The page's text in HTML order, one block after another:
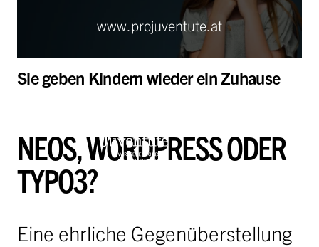
www.projuventute.at
Sie geben Kindern wieder ein Zuhause
NEOS, WORDPRESS ODER
TYPO3?
Eine ehrliche Gegenüberstellung